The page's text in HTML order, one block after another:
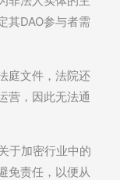
其DAO参与者需
庭文件，法院还
营，因此无法通
于加密行业中的
免责任，以便从